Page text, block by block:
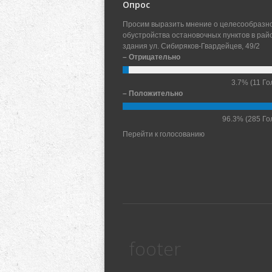
Опрос
Просим выразить мнение о
обустройства остановочных пунктов в
здания ул. Сибиряков-Гвардейцев, 49/2
– Отрицательно
3.7% (11
– Положительно
96.3% (285
Перейти к голосованию
footer